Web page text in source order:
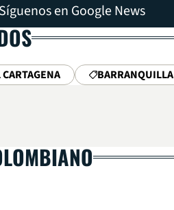
Síguenos en Google News
CARTAGENA BARRANQUILLA